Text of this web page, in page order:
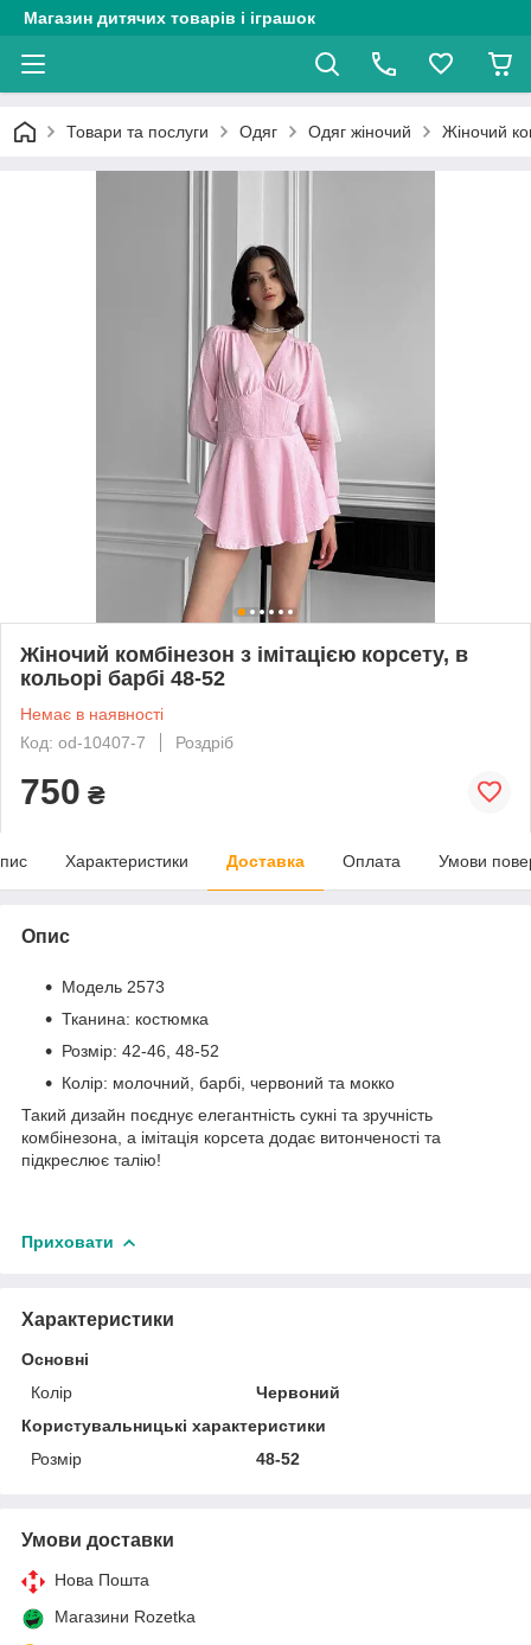
Магазин дитячих товарів і іграшок
Товари та послуги Одяг Одяг жіночий Жіночий
Жіночий комбінезон з імітацією корсету, в
кольорі барбі 48-52
Немає в наявності
Код: od-10407-7
Роздріб
750 ₴
Характеристики Доставка Оплата Умови
Опис
Модель 2573
Тканина: костюмка
Розмір: 42-46, 48-52
Колір: молочний, барбі, червоний та мокко
Такий дизайн поєднує елегантність сукні та зручність
комбінезона, а імітація корсета додає витонченості та
підкреслює талію!
Приховати
Характеристики
Основні
Колір
Червоний
Користувальницькі характеристики
Розмір
48-52
Умови доставки
Нова Пошта
Магазини Rozetka